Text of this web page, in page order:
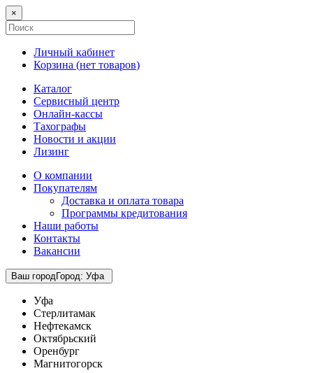
×
Личный кабинет
Корзина (нет товаров)
Каталог
Сервисный центр
Онлайн-кассы
Тахографы
Новости и акции
Лизинг
О компании
Покупателям
Доставка и оплата товара
Программы кредитования
Наши работы
Контакты
Вакансии
Ваш городГород: Уфа
Уфа
Стерлитамак
Нефтекамск
Октябрьский
Оренбург
Магнитогорск